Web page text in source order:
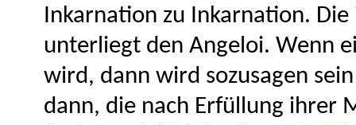
Inkarnation zu Inkarnation.
unterliegt den Angeloi. Wenn
wird, dann wird sozusagen
dann, die nach Erfüllung ihrer